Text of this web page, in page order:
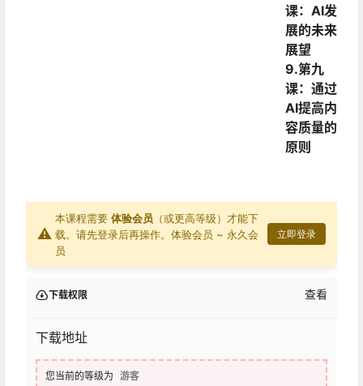
课：AI发
展的未来
展望
9.第九
课：通过
AI提高内
容质量的
原则
⚠
本课程需要 体验会员 （或更高等级）才能下
载。请先登录后再操作。 体验会员 ~ 永久会
员
立即登录
下载权限 查看
下载地址
您当前的等级为 游客